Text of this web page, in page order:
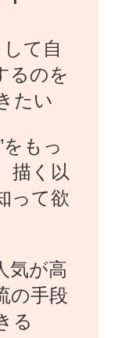
て自
るのを
たい
をもっ
描く以
って欲
気が高
の手段
る